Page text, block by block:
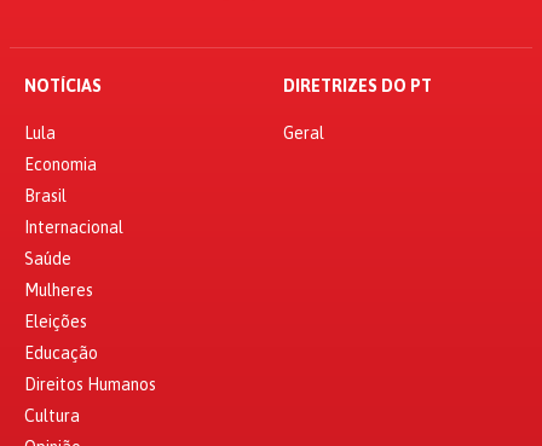
NOTÍCIAS
Lula
Economia
Brasil
Internacional
Saúde
Mulheres
Eleições
Educação
Direitos Humanos
Cultura
DIRETRIZES DO PT
Geral